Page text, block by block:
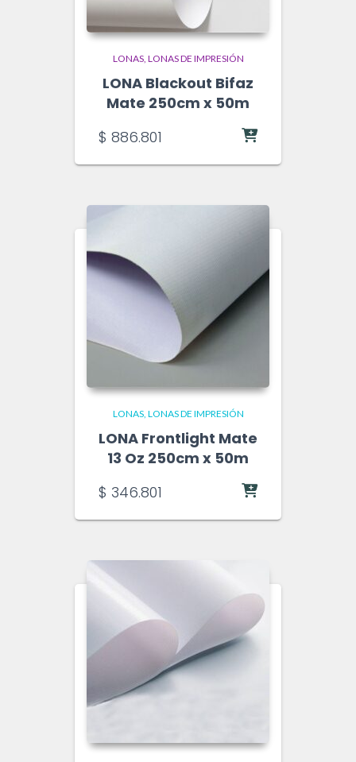
LONAS LONAS DE IMPRESIÓN
LONA Blackout Bifaz
Mate 250cm x 50m
$ 886.801
LONAS LONAS DE IMPRESIÓN
LONA Frontlight Mate
13 Oz 250cm x 50m
$ 346.801